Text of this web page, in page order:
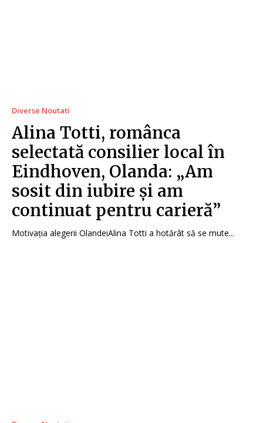
Diverse Noutati
Alina Totti, românca
selectată consilier local în
Eindhoven, Olanda: „Am
sosit din iubire și am
continuat pentru carieră”
Motivația alegerii OlandeiAlina Totti a hotărât să se mute...